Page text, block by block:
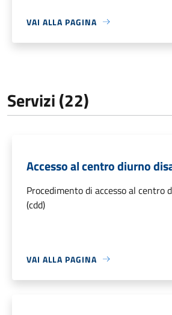
VAI ALLA PAGINA
Servizi (22)
Accesso al centro diurno
Procedimento di accesso al centro
(cdd)
VAI ALLA PAGINA